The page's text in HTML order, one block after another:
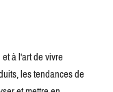
à l'art de vivre
les tendances de